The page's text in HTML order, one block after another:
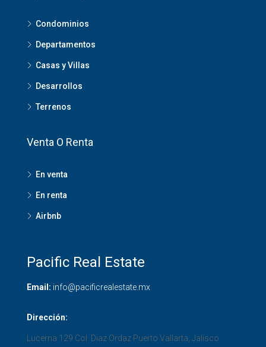
Condominios
Departamentos
Casas y Villas
Desarrollos
Terrenos
Venta O Renta
En venta
En renta
Airbnb
Pacific Real Estate
Email: info@pacificrealestate.mx
Dirección:
Lucerna 129 Col. Diaz Ordaz Puerto Vallarta Jalisco